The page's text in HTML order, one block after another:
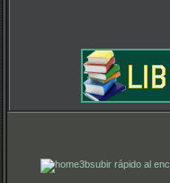
subir rápido al